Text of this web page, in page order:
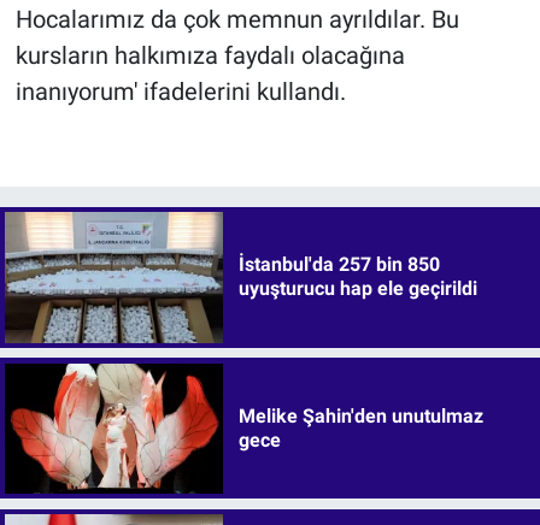
Hocalarımız da çok memnun ayrıldılar. Bu
kursların halkımıza faydalı olacağına
inanıyorum' ifadelerini kullandı.
İstanbul'da 257 bin 850
uyuşturucu hap ele geçirildi
Melike Şahin'den unutulmaz
gece